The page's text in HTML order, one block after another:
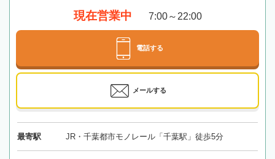
現在営業中 7:00～22:00
電話する
メールする
最寄駅 JR・千葉都市モノレール「千葉駅」徒歩5分